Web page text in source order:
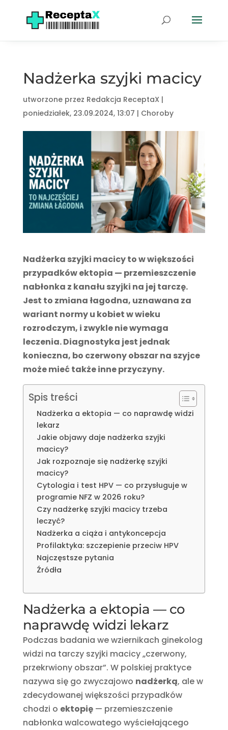
Nadżerka szyjki macicy
utworzone przez Redakcja ReceptaX|
poniedziałek, 23.09.2024, 13:07 | Choroby
Nadżerka szyjki macicy to w większości
przypadków ektopia — przemieszczenie
nabłonka z kanału szyjki na jej tarczę.
Jest to zmiana łagodna, uznawana za
wariant normy u kobiet w wieku
rozrodczym, i zwykle nie wymaga
leczenia. Diagnostyka jest jednak
konieczna, bo czerwony obszar na szyjce
może mieć także inne przyczyny.
Spis treści
Nadżerka a ektopia — co naprawdę widzi
lekarz
Jakie objawy daje nadżerka szyjki
macicy?
Jak rozpoznaje się nadżerkę szyjki
macicy?
Cytologia i test HPV — co przysługuje w
programie NFZ w 2026 roku?
Czy nadżerkę szyjki macicy trzeba
leczyć?
Nadżerka a ciąża i antykoncepcja
Profilaktyka: szczepienie przeciw HPV
Najczęstsze pytania
Źródła
Nadżerka a ektopia — co
naprawdę widzi lekarz
Podczas badania we wziernikach ginekolog
widzi na tarczy szyjki macicy „czerwony,
przekrwiony obszar”. W polskiej praktyce
nazywa się go zwyczajowo nadżerką, ale w
zdecydowanej większości przypadków
chodzi o ektopię— przemieszczenie
nabłonka walcowatego wyściełającego